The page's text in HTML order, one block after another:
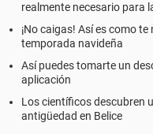
realmente necesario para
¡No caigas! Así es como
temporada navideña
Así puedes tomarte un
aplicación
Los científicos descubren
antigüedad en Belice